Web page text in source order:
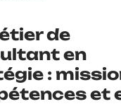
de
en
:
et